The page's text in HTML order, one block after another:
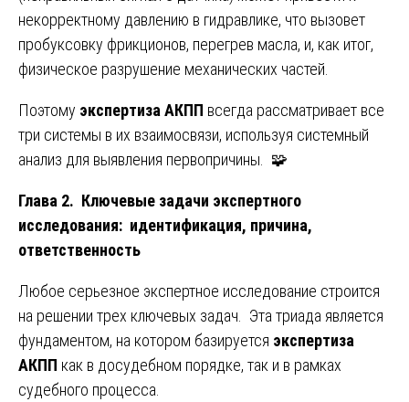
некорректному давлению в гидравлике, что вызовет
пробуксовку фрикционов, перегрев масла, и, как итог,
физическое разрушение механических частей.
Поэтому экспертиза АКПП всегда рассматривает все
три системы в их взаимосвязи, используя системный
анализ для выявления первопричины. 🧩
Глава 2. Ключевые задачи экспертного
исследования: идентификация, причина,
ответственность
Любое серьезное экспертное исследование строится
на решении трех ключевых задач. Эта триада является
фундаментом, на котором базируется экспертиза
АКПП как в досудебном порядке, так и в рамках
судебного процесса.